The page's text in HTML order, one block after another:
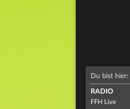
Du bist hier:
RADIO
FFH Live